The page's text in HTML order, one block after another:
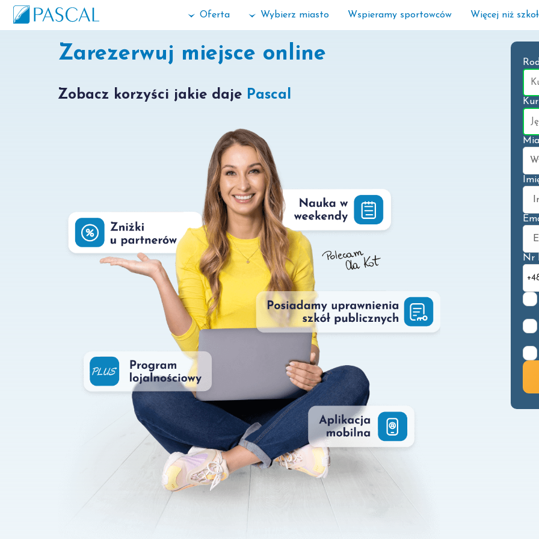
Oferta Wybierz miasto Wspieramy sportowców Więcej niż
Zarezerwuj miejsce online
Nr
Zobacz korzyści jakie dajePascal